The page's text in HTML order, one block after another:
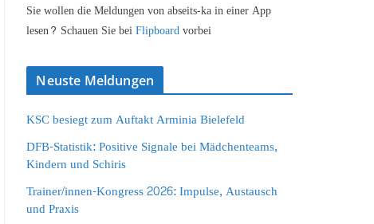
Sie wollen die Meldungen von abseits-ka in einer App
lesen? Schauen Sie beiFlipboardvorbei
Neuste Meldungen
KSC besiegt zum Auftakt Arminia Bielefeld
DFB-Statistik: Positive Signale bei Mädchenteams,
Kindern und Schiris
Trainer/innen-Kongress 2026: Impulse, Austausch
und Praxis